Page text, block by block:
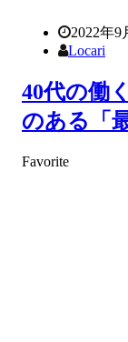
2022年9
Locari
40代の働
のある「
Favorite